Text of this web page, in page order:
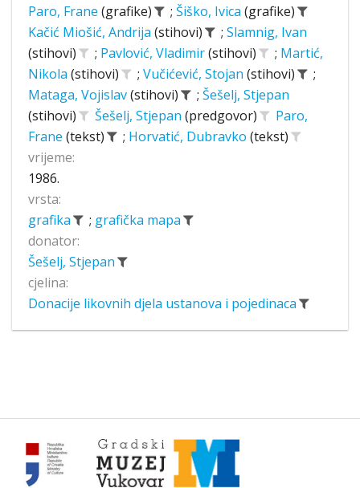
Paro, Frane (grafike) ; Šiško, Ivica (grafike)
Kačić Miošić, Andrija (stihovi) ; Slamnig, Ivan
(stihovi)
; Pavlović, Vladimir(stihovi) ; Martić,
Nikola (stihovi) ; Vučićević, Stojan (stihovi)
;
Mataga, Vojislav(stihovi) ; Šešelj, Stjepan
(stihovi)
Šešelj, Stjepan (predgovor)
Paro,
Frane (tekst) ; Horvatić, Dubravko (tekst)
vrijeme:
1986.
vrsta:
grafika
; grafička mapa
donator:
Šešelj, Stjepan
cjelina:
Donacije likovnih djela ustanova i pojedinaca